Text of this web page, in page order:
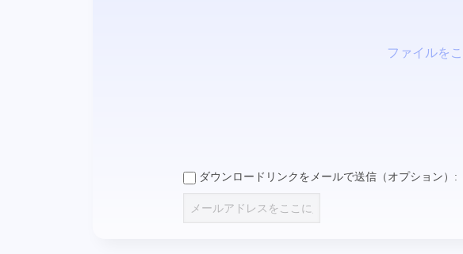
ファイルを
ダウンロードリンクをメールで送信（オプション）: